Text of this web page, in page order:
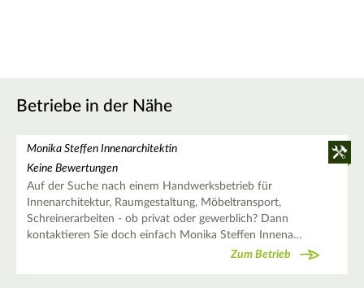
Betriebe in der Nähe
Monika Steffen Innenarchitektin
Keine Bewertungen
Auf der Suche nach einem Handwerksbetrieb für
Innenarchitektur, Raumgestaltung, Möbeltransport,
Schreinerarbeiten - ob privat oder gewerblich? Dann
kontaktieren Sie doch einfach Monika Steffen Innena…
Zum Betrieb